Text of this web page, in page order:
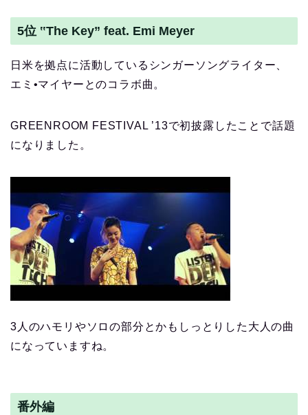
5位 ‟The Key” feat. Emi Meyer
日米を拠点に活動しているシンガーソングライター、
エミ•マイヤーとのコラボ曲。
GREENROOM FESTIVAL ’13で初披露したことで話題
になりました。
3人のハモリやソロの部分とかもしっとりした大人の曲
になっていますね。
番外編